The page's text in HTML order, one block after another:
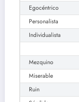
Egocéntrico
Personalista
Individualista
Mezquino
Miserable
Ruin